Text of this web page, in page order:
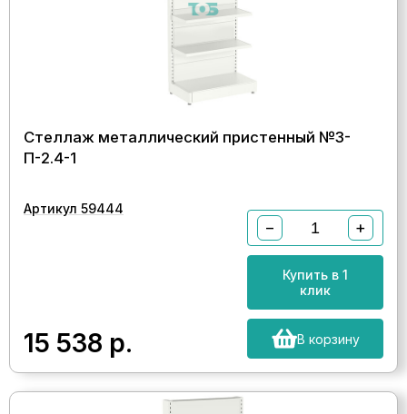
Стеллаж металлический пристенный №3-
П-2.4-1
Артикул 59444
15 538 р.
− +
Купить в 1
клик
В корзину